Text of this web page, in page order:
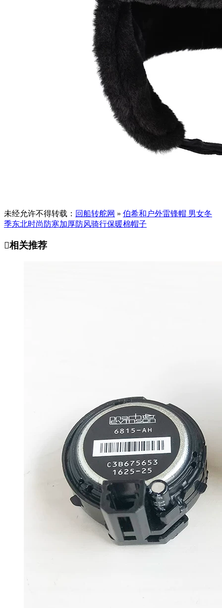
未经允许不得转载： 回船转舵网 » 伯希和户外雷锋帽 男女冬
季东北时尚防寒加厚防风骑行保暖棉帽子
相关推荐